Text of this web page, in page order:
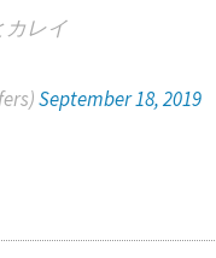
カレイ
September 18, 2019